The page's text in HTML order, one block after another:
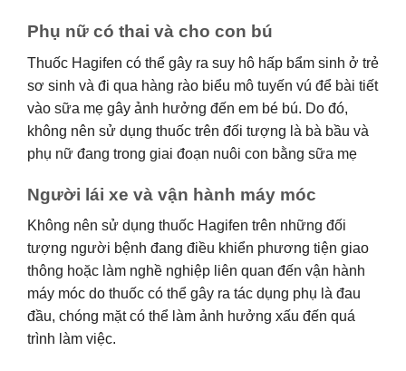
Phụ nữ có thai và cho con bú
Thuốc Hagifen có thể gây ra suy hô hấp bẩm sinh ở trẻ
sơ sinh và đi qua hàng rào biểu mô tuyến vú để bài tiết
vào sữa mẹ gây ảnh hưởng đến em bé bú. Do đó,
không nên sử dụng thuốc trên đối tượng là bà bầu và
phụ nữ đang trong giai đoạn nuôi con bằng sữa mẹ
Người lái xe và vận hành máy móc
Không nên sử dụng thuốc Hagifen trên những đối
tượng người bệnh đang điều khiển phương tiện giao
thông hoặc làm nghề nghiệp liên quan đến vận hành
máy móc do thuốc có thể gây ra tác dụng phụ là đau
đầu, chóng mặt có thể làm ảnh hưởng xấu đến quá
trình làm việc.